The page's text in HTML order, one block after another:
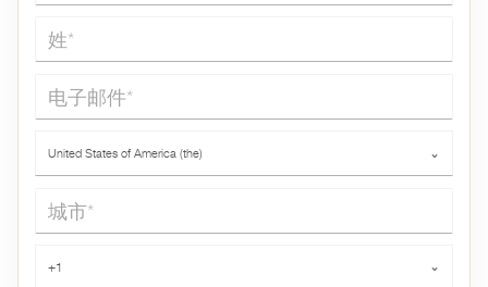
姓*
电子邮件*
United States of America (the) ⌄
城市*
+1 ⌄